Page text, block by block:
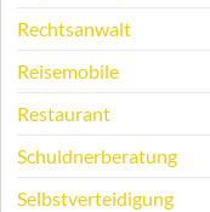
Rechtsanwalt
Reisemobile
Restaurant
Schuldnerberatung
Selbstverteidigung